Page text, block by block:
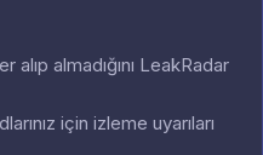
almadığını LeakRadar
için izleme uyarıları